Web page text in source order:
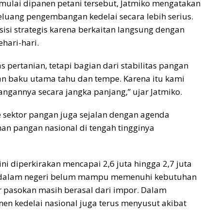
dipanen petani tersebut, Jatmiko mengatakan
pengembangan kedelai secara lebih serius.
strategis karena berkaitan langsung dengan
hari.
pertanian, tetapi bagian dari stabilitas pangan
baku utama tahu dan tempe. Karena itu kami
secara jangka panjang,” ujar Jatmiko.
pangan juga sejalan dengan agenda
pangan nasional di tengah tingginya
diperkirakan mencapai 2,6 juta hingga 2,7 juta
negeri belum mampu memenuhi kebutuhan
masih berasal dari impor. Dalam
kedelai nasional juga terus menyusut akibat